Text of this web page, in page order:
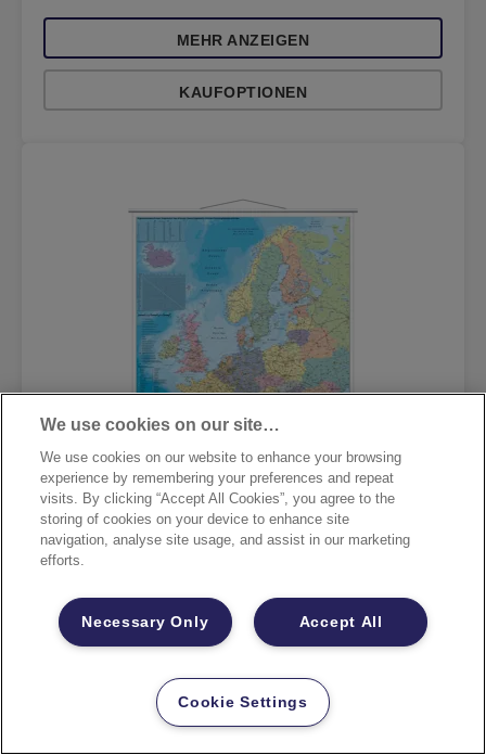
MEHR ANZEIGEN
KAUFOPTIONEN
FRANKEN Kartentafel Europa
MEHR ANZEIGEN
KAUFOPTIONEN
We use cookies on our site…
We use cookies on our website to enhance your browsing
experience by remembering your preferences and repeat
visits. By clicking “Accept All Cookies”, you agree to the
storing of cookies on your device to enhance site
navigation, analyse site usage, and assist in our marketing
efforts.
Accept All
Necessary Only
Cookie Settings